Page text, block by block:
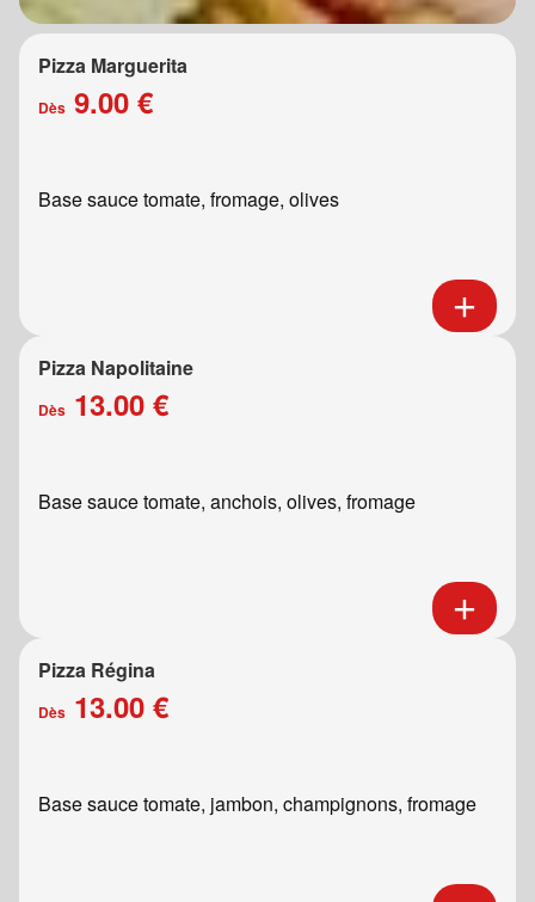
Pizza Marguerita
Dès 9.00 €
Base sauce tomate, fromage, olives
Pizza Napolitaine
Dès 13.00 €
Base sauce tomate, anchois, olives, fromage
Pizza Régina
Dès 13.00 €
Base sauce tomate, jambon, champignons, fromage